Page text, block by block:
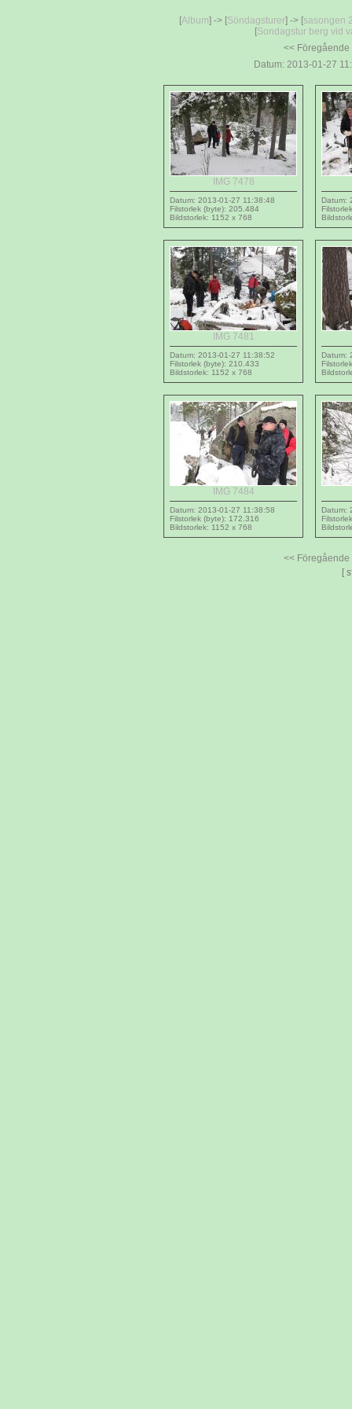
[Album] -> [Söndagsturer] -> [sasongen
[Sondagstur berg vid
<<
Datum: 2013-01-27
IMG 7478
Datum: 2013-01-27 11:38:48
Filstorlek (byte): 205.484
Bildstorlek: 1152 x 768
Datum:
IMG 7481
Datum: 2013-01-27 11:38:52
Filstorlek (byte): 210.433
Bildstorlek: 1152 x 768
Datum:
IMG 7484
Datum: 2013-01-27 11:38:58
Filstorlek (byte): 172.316
Bildstorlek: 1152 x 768
Datum:
<<
[